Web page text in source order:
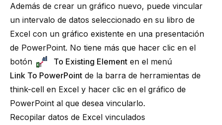
Además de crear un gráfico nuevo, puede vincular
un intervalo de datos seleccionado en su libro de
Excel con un gráfico existente en una presentación
de PowerPoint. No tiene más que hacer clic en el
botón
To Existing Element en el menú
Link To PowerPoint de la barra de herramientas de
think-cell en Excel y hacer clic en el gráfico de
PowerPoint al que desea vincularlo.
Recopilar datos de Excel vinculados